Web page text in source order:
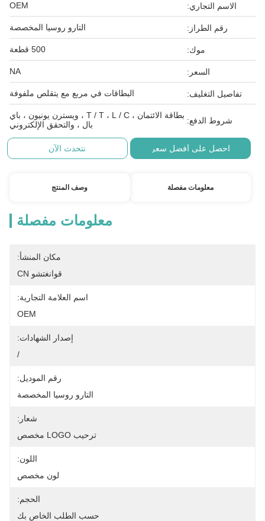
الاسم التجاري: OEM
رقم الطراز: التارو روسيا المخصصة
موك: 500 قطعة
السعر: NA
تفاصيل التغليف: البطاقات في مربع مع يتقلص ملفوفة
شروط الدفع:
بطاقة الائتمان ، T / T ، L / C ، ويسترن يونيون ، باي
بال ، والتحقق الإلكتروني
احصل على أفضل سعر نتحدث الآن
معلومات مفصلة وصف المنتج
معلومات مفصلة
مكان المنشأ:
قوانغتشو CN
اسم العلامة التجارية:
OEM
إصدار الشهادات:
/
رقم الموديل:
التارو روسيا المخصصة
شعار:
ترحيب LOGO مخصص
اللون:
لون مخصص
الحجم:
حسب الطلب الخاص بك